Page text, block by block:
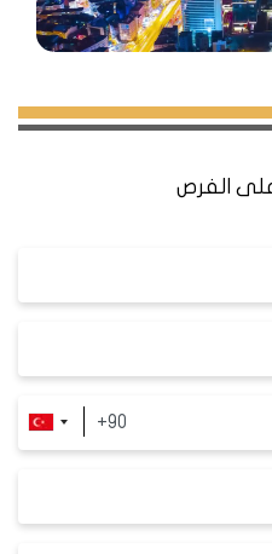
اسكودار
مناطق اسطنبول،
تقع على الجانب
الأوروبي عدة وسائل
السياحية الشهيرة مثل
أو التسوق في الأسواق
هي القوارب، التي
بشكتاش، أو كاراكوي.
على الفرص